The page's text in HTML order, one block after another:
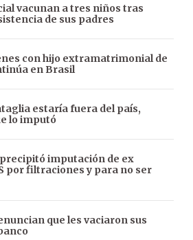
vacunan a tres niños tras
de sus padres
con hijo extramatrimonial de
en Brasil
estaría fuera del país,
lo imputó
imputación de ex
por filtraciones y para no ser
que les vaciaron sus